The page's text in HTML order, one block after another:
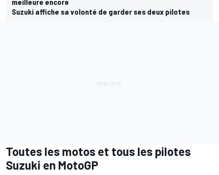
Suzuki affiche sa volonté de garder ses deux pilotes
Toutes les motos et tous les pilotes
Suzuki en MotoGP